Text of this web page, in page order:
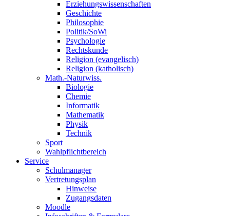
Erziehungswissenschaften
Geschichte
Philosophie
Politik/SoWi
Psychologie
Rechtskunde
Religion (evangelisch)
Religion (katholisch)
Math.-Naturwiss.
Biologie
Chemie
Informatik
Mathematik
Physik
Technik
Sport
Wahlpflichtbereich
Service
Schulmanager
Vertretungsplan
Hinweise
Zugangsdaten
Moodle